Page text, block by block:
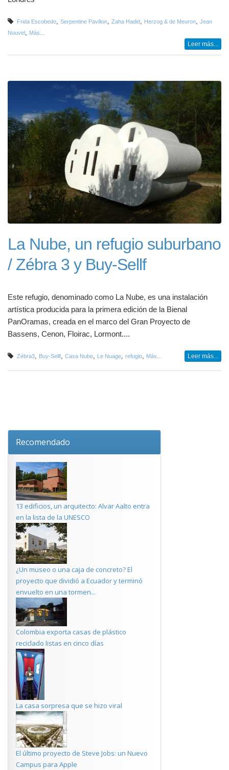
Frida Escobedo, Serpentine Pavilion, Zaha Hadid, Herzog & de Meuron, Jean
Nouvel, Más...
Leer más...
La Nube, un refugio suburbano
/ Zébra 3 y Buy-Sellf
Este refugio, denominado como La Nube, es una instalación
artística producida para la primera edición de la Bienal
PanOramas, creada en el marco del Gran Proyecto de
Bassens, Cenon, Floirac, Lormont....
Zébra3, Buy-Sellf, Casa Nube, Le Nuage, refugio, Más... Leer más...
Recomendado
13 edificios, un arquitecto: Alvar Aalto entra
en la lista de la UNESCO
¿Un museo o una caja de concreto? El
proyecto que dividió a Ecuador y terminó
envuelto en una tormen...
Colombia exporta casas de plástico
reciclado listas en cinco días
La casa sorpresa que se hizo viral
El último proyecto de Steve Jobs: un Nuevo
Campus para Apple